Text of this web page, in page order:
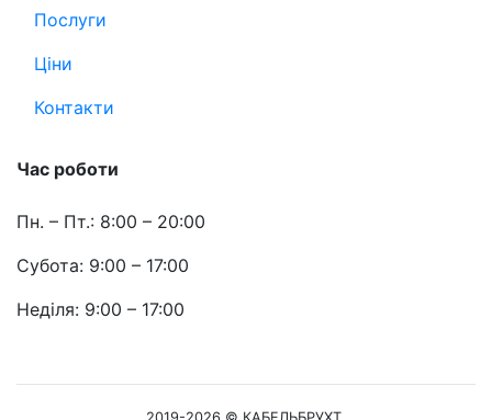
Послуги
Ціни
Контакти
Час роботи
Пн. – Пт.: 8:00 – 20:00
Субота: 9:00 – 17:00
Неділя: 9:00 – 17:00